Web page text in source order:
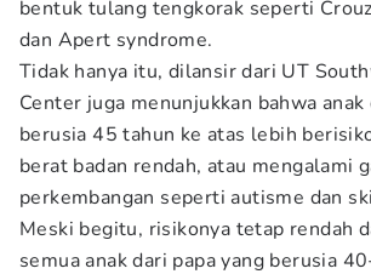
bentuk tulang tengkorak seperti
dan Apert syndrome.
Tidak hanya itu, dilansir dari UT
Center juga menunjukkan bahwa anak
berusia 45 tahun ke atas lebih
berat badan rendah, atau mengalami
perkembangan seperti autisme dan
Meski begitu, risikonya tetap rendah
semua anak dari papa yang berusia